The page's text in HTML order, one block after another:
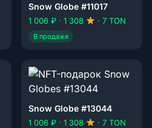
Snow Globe #11017
1 006 ₽ · 1 308 · 7 TON
В продаже
Snow Globe #13044
1 006 ₽ · 1 308 · 7 TON